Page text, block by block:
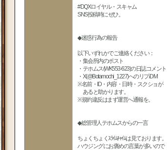
#DQXロイヤル・スキャム
SNS投稿時にぜひ。
◆迷惑行為の報告
以下いずれかでご連絡ください：
・集会所内のポスト
・テホムス(WK553-623)の日誌コメント
・X(@Botamochi_1227)へのリプ/DM
※名前・ID・内容・日時・スクショが
あると助かります。
※規約違反はまず運営へ通報を。
◆総管理人テホムスからの一言
ちょくちょくｽﾗｲﾑﾁｬｲﾑは見ております。
ハウジングにお褒めの言葉が多いので